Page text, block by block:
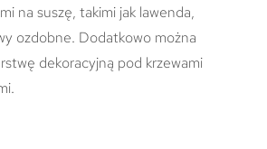
na suszę, takimi jak lawenda,
ozdobne. Dodatkowo można
dekoracyjną pod krzewami